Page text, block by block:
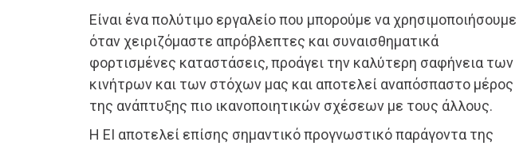
Είναι ένα πολύτιμο εργαλείο που μπορούμε να χρησιμοποιήσουμε
όταν χειριζόμαστε απρόβλεπτες και συναισθηματικά
φορτισμένες καταστάσεις, προάγει την καλύτερη σαφήνεια των
κινήτρων και των στόχων μας και αποτελεί αναπόσπαστο μέρος
της ανάπτυξης πιο ικανοποιητικών σχέσεων με τους άλλους.
Η EI αποτελεί επίσης σημαντικό προγνωστικό παράγοντα της